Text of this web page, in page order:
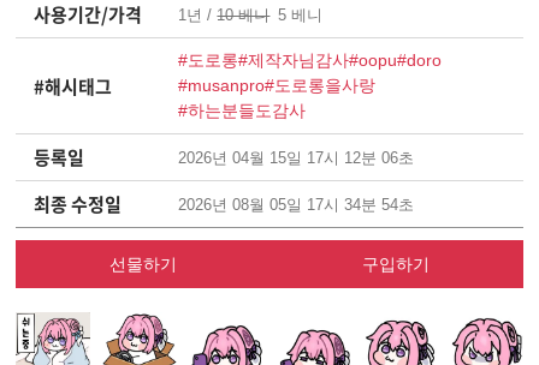
사용기간/가격 1년 /10 베니 5 베니
#해시태그
#도로롱#제작자님감사#oopu#doro
#musanpro#도로롱을사랑
#하는분들도감사
등록일 2026년 04월 15일 17시 12분 06초
최종 수정일 2026년 08월 05일 17시 34분 54초
선물하기 구입하기